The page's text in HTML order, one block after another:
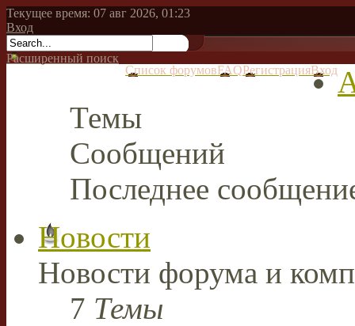
Текущее время: 07 авг 2026, 01:23
Вход
Расширенный поиск
Список форумовFAQРегистрацияВход
Темы
Сообщений
Последнее
Новости
Новости форума и
7 Темы